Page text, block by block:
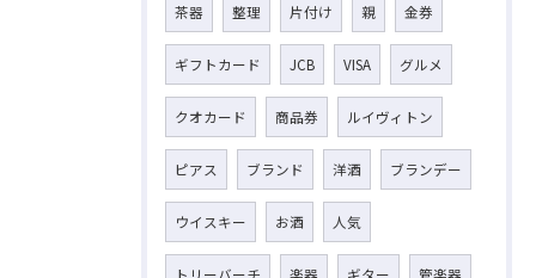
茶器 整理 片付け 親 金券
ギフトカード JCB VISA グルメ
クオカード 商品券 ルイヴィトン
ピアス ブランド 洋酒 ブランデー
ウイスキー お酒 人気
トリーバーチ 楽器 ギター 管楽器